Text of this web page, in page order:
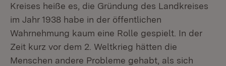
Kreises heiße es, die Gründung des Landkreises
im Jahr 1938 habe in der öffentlichen
Wahrnehmung kaum eine Rolle gespielt. In der
Zeit kurz vor dem 2. Weltkrieg hätten die
Menschen andere Probleme gehabt, als sich